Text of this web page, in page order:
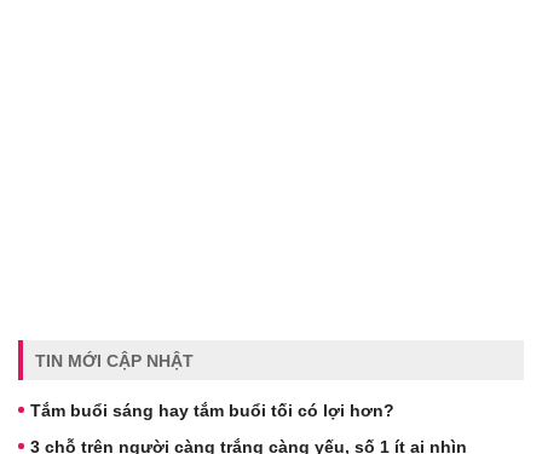
TIN MỚI CẬP NHẬT
Tắm buổi sáng hay tắm buổi tối có lợi hơn?
3 chỗ trên người càng trắng càng yếu, số 1 ít ai nhìn